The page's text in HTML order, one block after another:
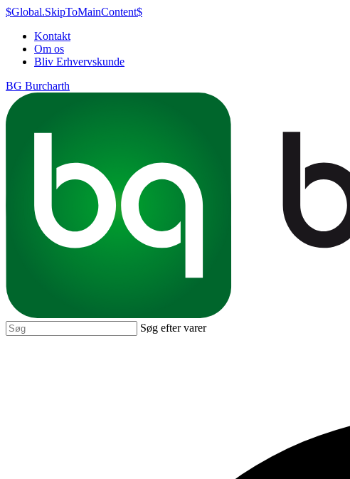
$Global.SkipToMainContent$
Kontakt
Om os
Bliv Erhvervskunde
BG Burcharth
Søg efter varer